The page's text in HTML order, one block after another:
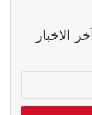
الاخبار